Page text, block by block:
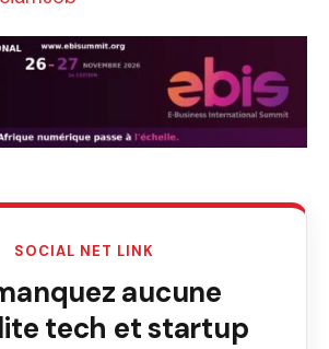
SOCIAL NET LINK
aucune
tech et startup